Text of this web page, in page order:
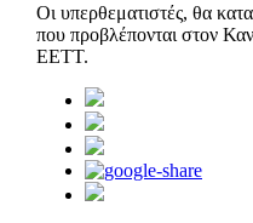
Οι υπερθεματιστές, θα
που προβλέπονται στον
ΕΕΤΤ.